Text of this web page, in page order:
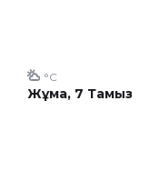
Жұма, 7 Тамыз
°C